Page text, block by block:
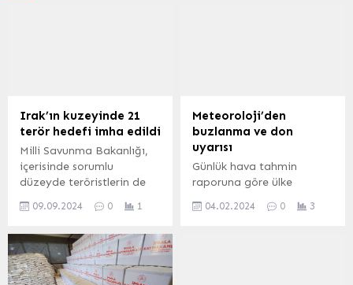
Irak’ın kuzeyinde 21
terör hedefi imha edildi
Milli Savunma Bakanlığı,
içerisinde sorumlu
düzeyde teröristlerin de
imha edildiğini duyurdu. 9
yayınlandı ANKARA-BHA
Milli Savunma Bakanlığı,
Irak’ın kuzeyindeki
09.09.2024 0 1
Meteoroloji’den
buzlanma ve don
uyarısı
Günlük hava tahmin
raporuna göre ülke
bulutlu, iç ve doğu
04.02.2024 0 3